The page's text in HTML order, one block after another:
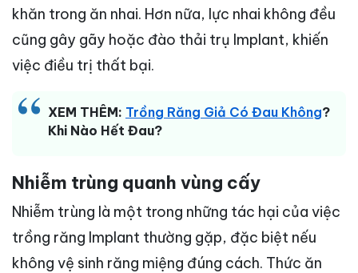
khăn trong ăn nhai. Hơn nữa, lực nhai không đều
cũng gây gãy hoặc đào thải trụ Implant, khiến
việc điều trị thất bại.
XEM THÊM: Trồng Răng Giả Có Đau Không?
Khi Nào Hết Đau?
Nhiễm trùng quanh vùng cấy
Nhiễm trùng là một trong những tác hại của việc
trồng răng Implant thường gặp, đặc biệt nếu
không vệ sinh răng miệng đúng cách. Thức ăn